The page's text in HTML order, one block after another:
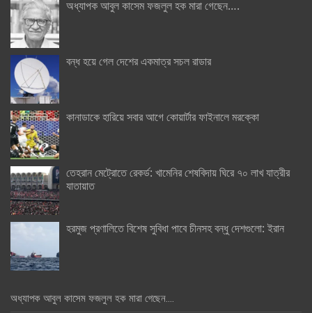
অধ্যাপক আবুল কাসেম ফজলুল হক মারা গেছেন….
বন্ধ হয়ে গেল দেশের একমাত্র সচল রাডার
কানাডাকে হারিয়ে সবার আগে কোয়ার্টার ফাইনালে মরক্কো
তেহরান মেট্রোতে রেকর্ড: খামেনির শেষবিদায় ঘিরে ৭০ লাখ যাত্রীর
যাতায়াত
হরমুজ প্রণালিতে বিশেষ সুবিধা পাবে চীনসহ বন্ধু দেশগুলো: ইরান
অধ্যাপক আবুল কাসেম ফজলুল হক মারা গেছেন….